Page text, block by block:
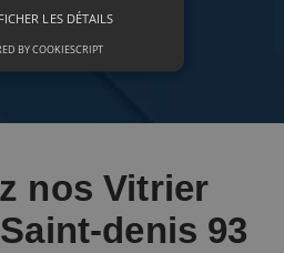
nos Vitrier
denis 93
LES DÉTAILS
BY COOKIESCRIPT